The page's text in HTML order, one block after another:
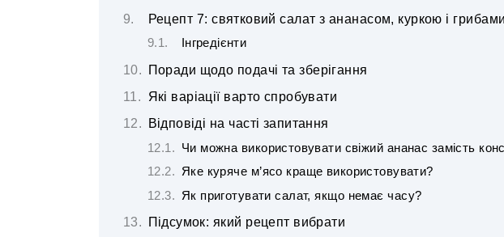
Рецепт 7: святковий салат з ананасом, куркою і грибами
Інгредієнти
Поради щодо подачі та зберігання
Які варіації варто спробувати
Відповіді на часті запитання
Чи можна використовувати свіжий ананас замість
Яке куряче м’ясо краще використовувати?
Як приготувати салат, якщо немає часу?
Підсумок: який рецепт вибрати